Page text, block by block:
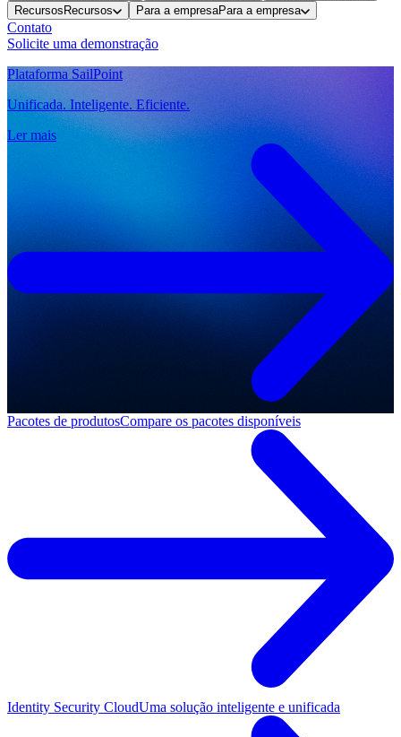
Recursos Recursos Para a empresaPara a empresa
Contato
Solicite uma demonstração
Plataforma SailPoint
Unificada. Inteligente. Eficiente.
Ler mais
Pacotes de produtosCompare os pacotes disponíveis
Identity Security CloudUma solução inteligente e unificada